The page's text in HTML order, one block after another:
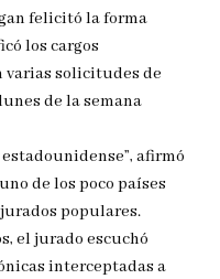
felicitó la forma
los cargos
varias solicitudes de
de la semana
afirmó
de los poco países
populares.
el jurado escuchó
interceptadas a